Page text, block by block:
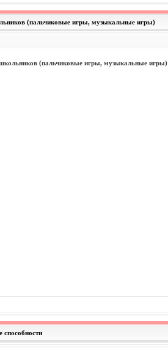
(пальчиковые игры, музыкальные игры)
(пальчиковые игры, музыкальные игры)
способности